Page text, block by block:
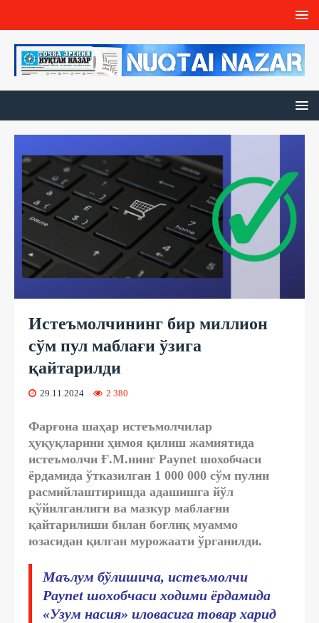
Истеъмолчининг бир миллион
сўм пул маблағи ўзига
қайтарилди
29.11.2024 2 380
Фарғона шаҳар истеъмолчилар
ҳуқуқларини ҳимоя қилиш жамиятида
истеъмолчи Ғ.М.нинг Paynet шохобчаси
ёрдамида ўтказилган 1 000 000 сўм пулни
расмийлаштиришда адашишга йўл
қўйилганлиги ва мазкур маблағни
қайтарилиши билан боғлиқ муаммо
юзасидан қилган мурожаати ўрганилди.
Маълум бўлишича, истеъмолчи
Paynet шохобчаси ходими ёрдамида
«Узум насия» иловасига товар харид